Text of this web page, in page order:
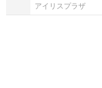
アイリスプラザ